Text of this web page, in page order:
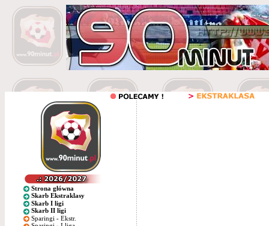
Strona główna
Skarb Ekstraklasy
Skarb I ligi
Skarb II ligi
Sparingi - Ekstr.